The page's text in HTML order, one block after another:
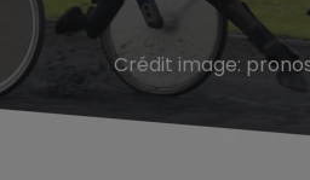
Crédit image: